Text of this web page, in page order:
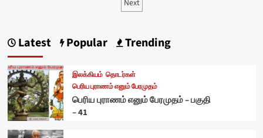
Next
Latest Popular Trending
இலக்கியம் தொடர்கள்
பெரிய புராணம் எனும் பேரமுதம்
பெரிய புராணம் எனும் பேரமுதம் – பகுதி
– 41